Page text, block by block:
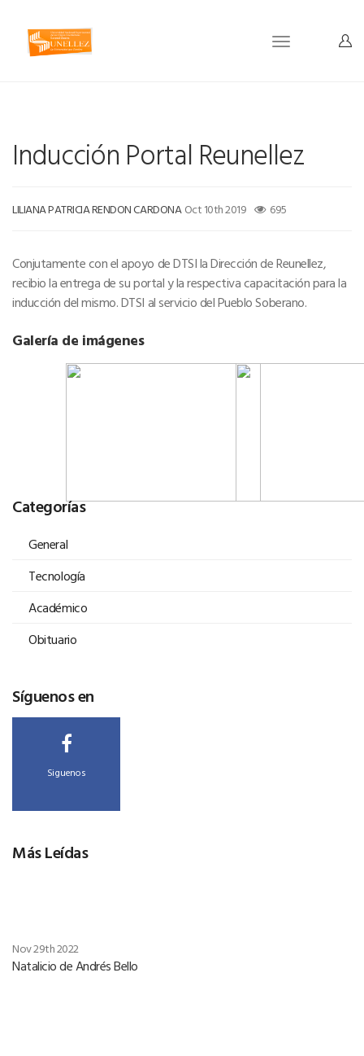
Toggle
Inducción Portal Reunellez
LILIANA PATRICIA RENDON CARDONA Oct 10th 2019 695
Conjutamente con el apoyo de DTSI la Dirección de Reunellez,
recibio la entrega de su portal y la respectiva capacitación para la
inducción del mismo. DTSI al servicio del Pueblo Soberano.
Galería de imágenes
Categorías
General
Tecnología
Académico
Obituario
Síguenos en
Siguenos
Más Leídas
Nov 29th 2022
Natalicio de Andrés Bello